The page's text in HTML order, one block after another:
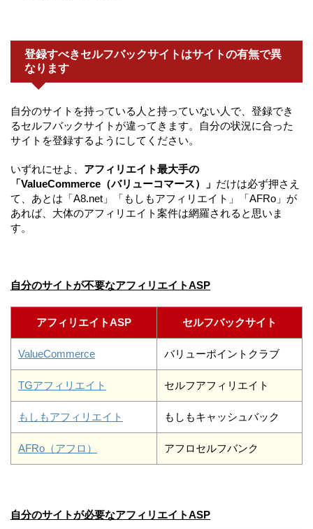
登録すべきセルフバックサイトはサイトの有無で異
なります
自分のサイトを持っている人と持っていない人で、登録でき
るセルフバックサイトが違ってきます。自分の状況に合った
サイトを登録するようにしてください。
いずれにせよ、 アフィリエイト最大手の
「ValueCommerce（バリューコマース）」 だけは必ず押さえ
て、あとは「A8.net」「もしもアフィリエイト」「AFRo」が
あれば、大体のアフィリエイト案件は網羅されると思いま
す。
自分のサイトが不要なアフィリエイトASP
アフィリエイトASP セルフバックサイト
ValueCommerce バリューポイントクラブ
TGアフィリエイト セルフアフィリエイト
もしもアフィリエイト もしもキャッシュバック
AFRo（アフロ） アフロセルフバンク
自分のサイトが必要なアフィリエイトASP